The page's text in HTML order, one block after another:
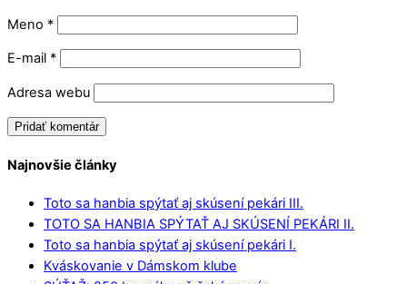
Meno *
E-mail *
Adresa webu
Najnovšie články
Toto sa hanbia spýtať aj skúsení pekári III.
TOTO SA HANBIA SPÝTAŤ AJ SKÚSENÍ PEKÁRI II.
Toto sa hanbia spýtať aj skúsení pekári I.
Kváskovanie v Dámskom klube